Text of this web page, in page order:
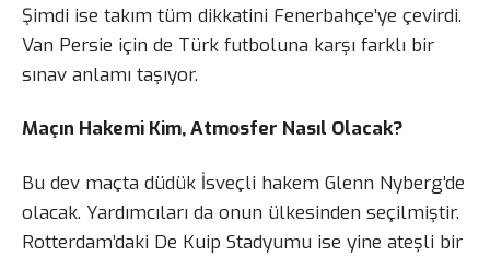
Şimdi ise takım tüm dikkatini Fenerbahçe’ye çevirdi.
Van Persie için de Türk futboluna karşı farklı bir
sınav anlamı taşıyor.
Maçın Hakemi Kim, Atmosfer Nasıl Olacak?
Bu dev maçta düdük İsveçli hakem Glenn Nyberg’de
olacak. Yardımcıları da onun ülkesinden seçilmiştir.
Rotterdam’daki De Kuip Stadyumu ise yine ateşli bir